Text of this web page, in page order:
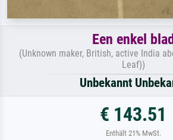
Een enkel
(Unknown maker, British, active India
Leaf))
Unbekannt
€ 143.51
Enthält 21% MwSt.